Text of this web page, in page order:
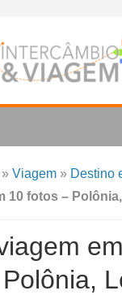
»Viagem » Destino
10 fotos –